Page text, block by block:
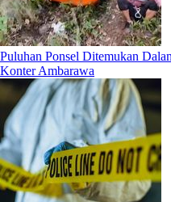
Puluhan Ponsel Ditemukan
Konter Ambarawa